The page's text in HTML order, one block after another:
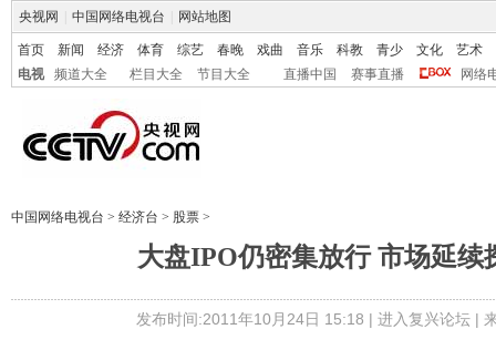
央视网 中国网络电视台 网站地图
首页 新闻 经济 体育 综艺 春晚 戏曲 音乐 科教 青少 文化
艺术
电视
频道大全 栏目大全 节目大全 直播中国 赛事直播 网络
中国网络电视台 > 经济台 > 股票 >
大盘IPO仍密集放行 市场延续
发布时间:2011年10月24日 15:18 | 进入复兴论坛|